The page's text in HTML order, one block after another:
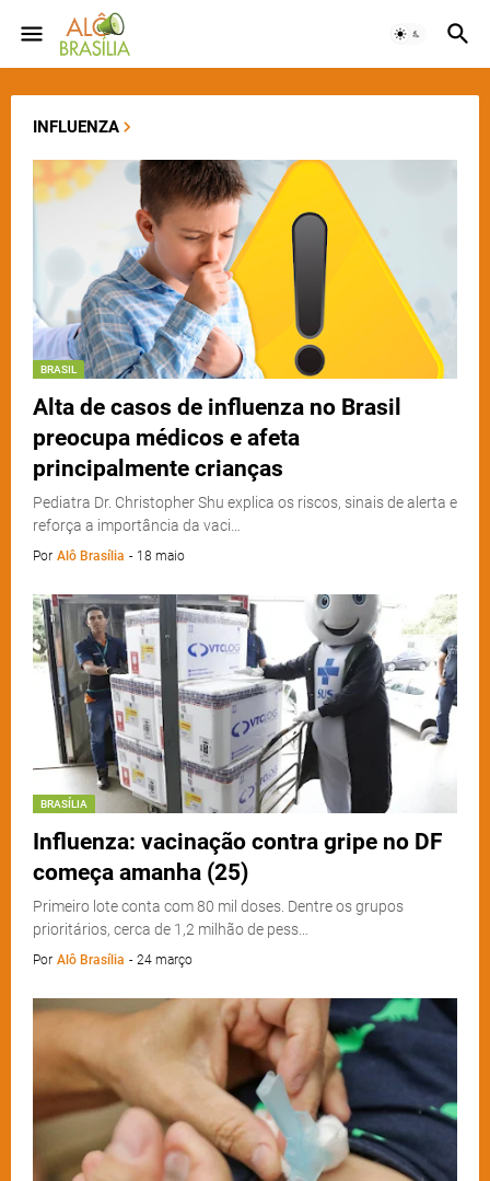
INFLUENZA
BRASIL
Alta de casos de influenza no Brasil
preocupa médicos e afeta
principalmente crianças
Pediatra Dr. Christopher Shu explica os riscos, sinais de alerta e
reforça a importância da vaci…
Por Alô Brasília - 18 maio
BRASÍLIA
Influenza: vacinação contra gripe no DF
começa amanha (25)
Primeiro lote conta com 80 mil doses. Dentre os grupos
prioritários, cerca de 1,2 milhão de pess…
Por Alô Brasília - 24 março